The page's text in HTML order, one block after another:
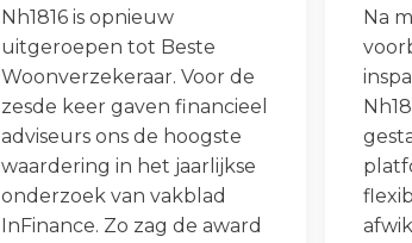
Nh1816 is opnieuw
uitgeroepen tot Beste
Woonverzekeraar. Voor de
zesde keer gaven financieel
adviseurs ons de hoogste
waardering in het jaarlijkse
onderzoek van vakblad
InFinance. Zo zag de award
Na